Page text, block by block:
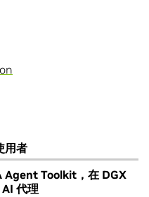
用者
Agent Toolkit，在 DGX
代理